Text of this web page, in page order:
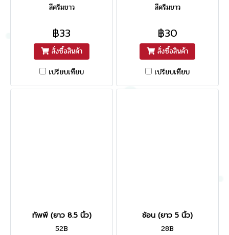
สีครีมขาว
฿33
สั่งซื้อสินค้า
เปรียบเทียบ
สีครีมขาว
฿30
สั่งซื้อสินค้า
เปรียบเทียบ
ทัพพี (ยาว 8.5 นิ้ว)
52B
ช้อน (ยาว 5 นิ้ว)
28B